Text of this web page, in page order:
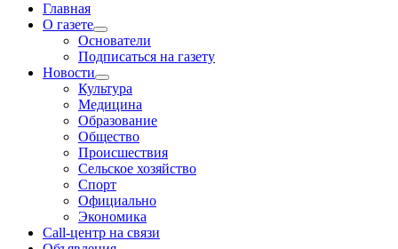
Главная
О газете
Основатели
Подписаться на газету
Новости
Культура
Медицина
Образование
Общество
Происшествия
Сельское хозяйство
Спорт
Официально
Экономика
Call-центр на связи